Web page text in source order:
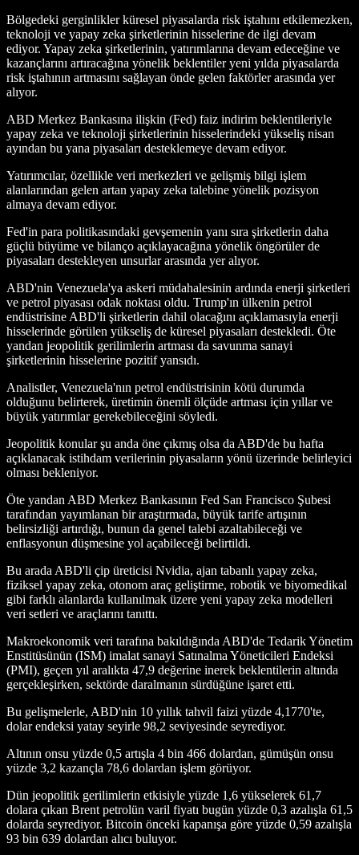
Bölgedeki gerginlikler küresel piyasalarda risk iştahını etkilemezken,
teknoloji ve yapay zeka şirketlerinin hisselerine de ilgi devam
ediyor. Yapay zeka şirketlerinin, yatırımlarına devam edeceğine ve
kazançlarını artıracağına yönelik beklentiler yeni yılda piyasalarda
risk iştahının artmasını sağlayan önde gelen faktörler arasında yer
alıyor.
ABD Merkez Bankasına ilişkin (Fed) faiz indirim beklentileriyle
yapay zeka ve teknoloji şirketlerinin hisselerindeki yükseliş nisan
ayından bu yana piyasaları desteklemeye devam ediyor.
Yatırımcılar, özellikle veri merkezleri ve gelişmiş bilgi işlem
alanlarından gelen artan yapay zeka talebine yönelik pozisyon
almaya devam ediyor.
Fed'in para politikasındaki gevşemenin yanı sıra şirketlerin daha
güçlü büyüme ve bilanço açıklayacağına yönelik öngörüler de
piyasaları destekleyen unsurlar arasında yer alıyor.
ABD'nin Venezuela'ya askeri müdahalesinin ardında enerji şirketleri
ve petrol piyasası odak noktası oldu. Trump'ın ülkenin petrol
endüstrisine ABD'li şirketlerin dahil olacağını açıklamasıyla enerji
hisselerinde görülen yükseliş de küresel piyasaları destekledi. Öte
yandan jeopolitik gerilimlerin artması da savunma sanayi
şirketlerinin hisselerine pozitif yansıdı.
Analistler, Venezuela'nın petrol endüstrisinin kötü durumda
olduğunu belirterek, üretimin önemli ölçüde artması için yıllar ve
büyük yatırımlar gerekebileceğini söyledi.
Jeopolitik konular şu anda öne çıkmış olsa da ABD'de bu hafta
açıklanacak istihdam verilerinin piyasaların yönü üzerinde belirleyici
olması bekleniyor.
Öte yandan ABD Merkez Bankasının Fed San Francisco Şubesi
tarafından yayımlanan bir araştırmada, büyük tarife artışının
belirsizliği artırdığı, bunun da genel talebi azaltabileceği ve
enflasyonun düşmesine yol açabileceği belirtildi.
Bu arada ABD'li çip üreticisi Nvidia, ajan tabanlı yapay zeka,
fiziksel yapay zeka, otonom araç geliştirme, robotik ve biyomedikal
gibi farklı alanlarda kullanılmak üzere yeni yapay zeka modelleri
veri setleri ve araçlarını tanıttı.
Makroekonomik veri tarafına bakıldığında ABD'de Tedarik Yönetim
Enstitüsünün (ISM) imalat sanayi Satınalma Yöneticileri Endeksi
(PMI), geçen yıl aralıkta 47,9 değerine inerek beklentilerin altında
gerçekleşirken, sektörde daralmanın sürdüğüne işaret etti.
Bu gelişmelerle, ABD'nin 10 yıllık tahvil faizi yüzde 4,1770'te,
dolar endeksi yatay seyirle 98,2 seviyesinde seyrediyor.
Altının onsu yüzde 0,5 artışla 4 bin 466 dolardan, gümüşün onsu
yüzde 3,2 kazançla 78,6 dolardan işlem görüyor.
Dün jeopolitik gerilimlerin etkisiyle yüzde 1,6 yükselerek 61,7
dolara çıkan Brent petrolün varil fiyatı bugün yüzde 0,3 azalışla 61,5
dolarda seyrediyor. Bitcoin önceki kapanışa göre yüzde 0,59 azalışla
93 bin 639 dolardan alıcı buluyor.